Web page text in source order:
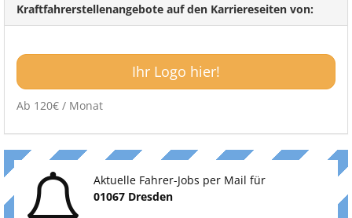
Kraftfahrerstellenangebote auf den Karriereseiten von:
Ihr Logo hier!
Ab 120€ / Monat
Aktuelle Fahrer-Jobs per Mail für
01067 Dresden